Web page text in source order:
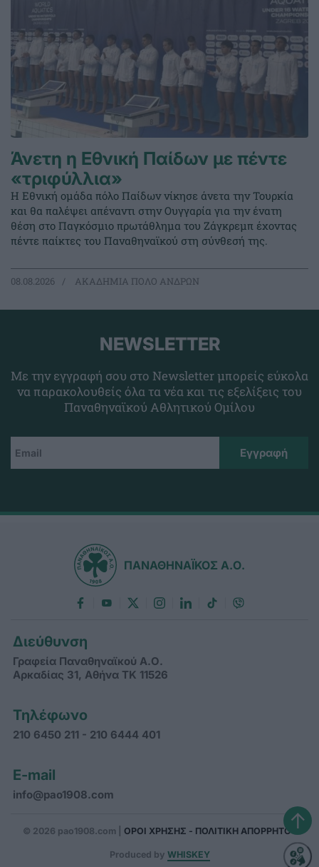
Άνετη η Εθνική Παίδων με πέντε
«τριφύλλια»
Η Εθνική ομάδα πόλο Παίδων νίκησε άνετα την Τουρκία
και θα παλέψει απέναντι στην Ουγγαρία για την ένατη
θέση στο Παγκόσμιο πρωτάθλημα του Ζάγκρεμπ έχοντας
πέντε παίκτες του Παναθηναϊκού στη σύνθεσή της.
08.08.2026 ΑΚΑΔΗΜΙΑ ΠΟΛΟ ΑΝΔΡΩΝ
NEWSLETTER
Με την εγγραφή σου στο Newsletter μπορείς εύκολα
να παρακολουθείς όλα τα νέα και τις εξελίξεις του
Παναθηναϊκού Αθλητικού Ομίλου
ΠΑΝΑΘΗΝΑΪΚΟΣ Α.Ο.
Διεύθυνση
Γραφεία Παναθηναϊκού Α.Ο.
Αρκαδίας 31, Αθήνα ΤΚ 11526
Τηλέφωνο
210 6450 211 - 210 6444 401
E-mail
info@pao1908.com
© 2026 pao1908.com | ΟΡΟΙ ΧΡΗΣΗΣ - ΠΟΛΙΤΙΚΗ ΑΠΟΡΡΗΤΟΥ
Produced by WHISKEY
↑